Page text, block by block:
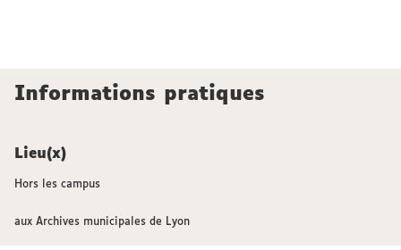
Informations pratiques
Lieu(x)
Hors les campus
aux Archives municipales de Lyon